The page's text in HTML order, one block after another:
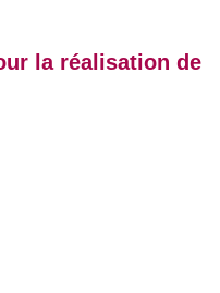
la réalisation de